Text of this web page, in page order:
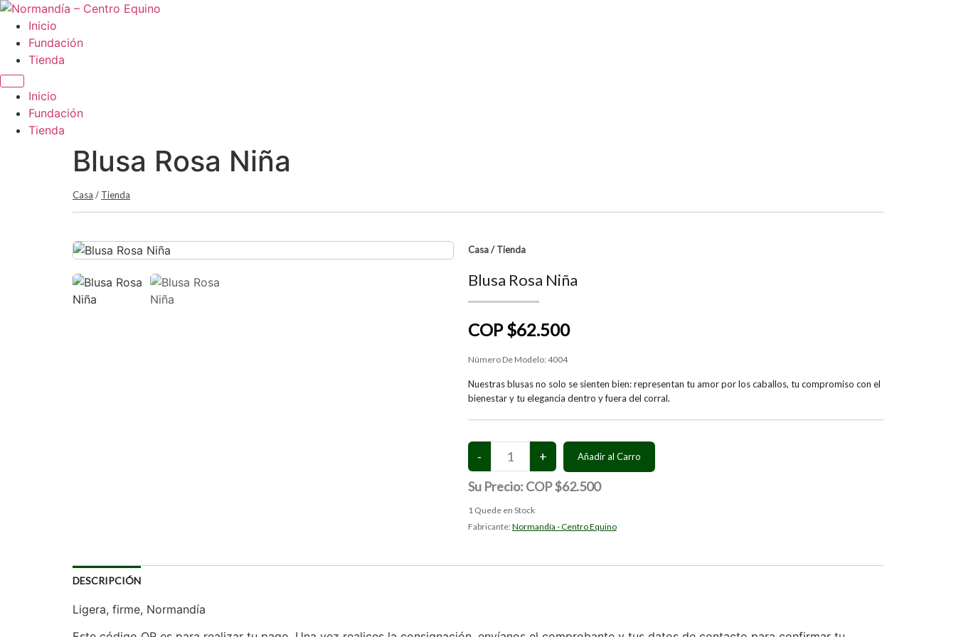
Ir
contenido
Inicio
Fundación
Tienda
Inicio
Fundación
Tienda
Blusa Rosa Niña
Casa / Tienda
Casa/Tienda
Blusa Rosa Niña
COP $62.500
Número De Modelo: 4004
Nuestras blusas no solo se sienten bien: representan tu amor por los caballos, tu compromiso con el
bienestar y tu elegancia dentro y fuera del corral.
Su Precio: COP $62.500
1Quede en Stock
Fabricante: Normandía - Centro Equino
DESCRIPCIÓN
Ligera, firme, Normandía